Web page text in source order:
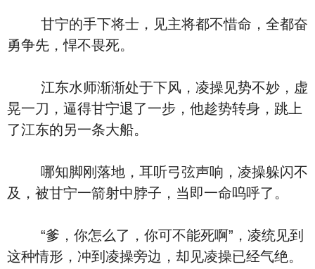
甘宁的手下将士，见主将都不惜命，全都奋
勇争先，悍不畏死。
江东水师渐渐处于下风，凌操见势不妙，虚
晃一刀，逼得甘宁退了一步，他趁势转身，跳上
了江东的另一条大船。
哪知脚刚落地，耳听弓弦声响，凌操躲闪不
及，被甘宁一箭射中脖子，当即一命呜呼了。
“爹，你怎么了，你可不能死啊”，凌统见到
这种情形，冲到凌操旁边，却见凌操已经气绝。